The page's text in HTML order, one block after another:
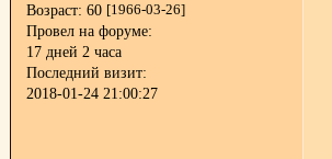
Возраст: 60 [1966-03-26]
Провел на форуме:
17 дней 2 часа
Последний визит:
2018-01-24 21:00:27